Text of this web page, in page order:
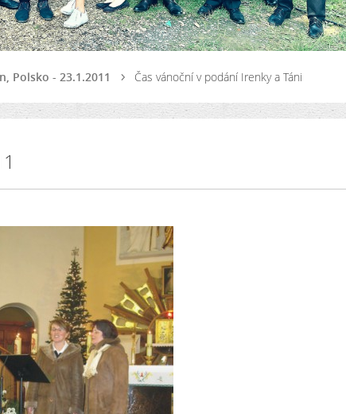
Polsko - 23.1.2011 Čas vánoční v podání Irenky a Táni